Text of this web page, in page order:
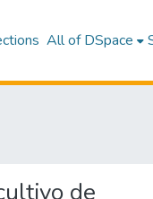
All of DSpace
de